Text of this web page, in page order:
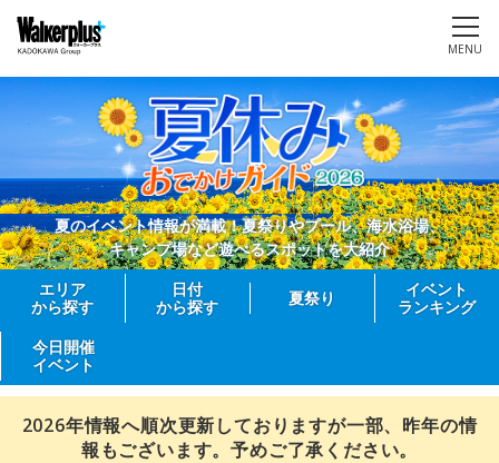
MENU
夏のイベント情報が満載！夏祭りやプール、海水浴場、
キャンプ場など遊べるスポットを大紹介
エリア
から探す
日付
から探す
夏祭り
イベント
ランキング
今日開催
イベント
2026年情報へ順次更新しておりますが一部、昨年の情
報もございます。予めご了承ください。